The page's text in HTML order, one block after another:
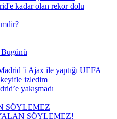
yakışmadı
SÖYLEMEZ!